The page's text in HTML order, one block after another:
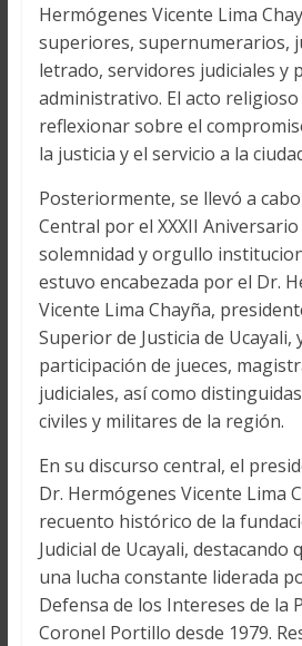
Hermógenes Vicente Lima
superiores, supernumerarios,
letrado, servidores judiciales y
administrativo. El acto
reflexionar sobre el
la justicia y el servicio a la
Posteriormente, se llevó a
Central por el XXXII
solemnidad y orgullo
estuvo encabezada por el Dr.
Vicente Lima Chayña,
Superior de Justicia de Ucayali,
participación de jueces,
judiciales, así como
civiles y militares de la región.
En su discurso central, el
Dr. Hermógenes Vicente Lima
recuento histórico de la
Judicial de Ucayali, destacando
una lucha constante liderada
Defensa de los Intereses de la
Coronel Portillo desde 1979.